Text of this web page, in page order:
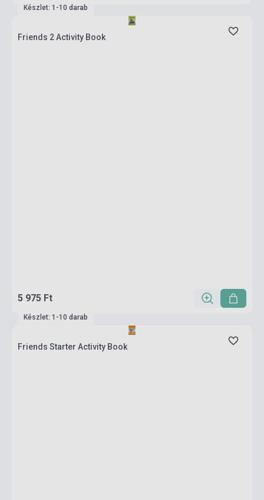
Készlet: 1-10 darab
Friends 2 Activity Book
5 975 Ft
Készlet: 1-10 darab
Friends Starter Activity Book